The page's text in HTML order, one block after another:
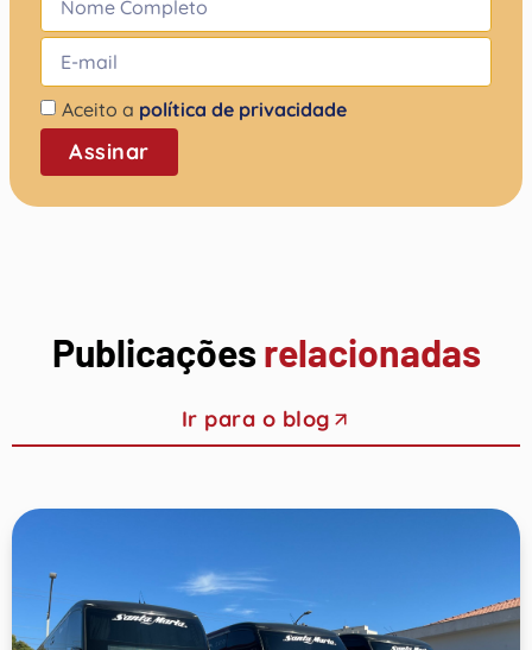
Aceito a política de privacidade
Assinar
Publicaçõesrelacionadas
Ir para o blog